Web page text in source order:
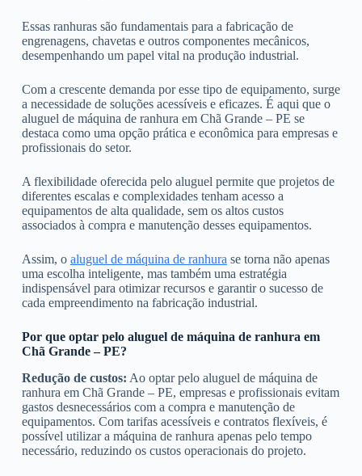
Essas ranhuras são fundamentais para a fabricação de
engrenagens, chavetas e outros componentes mecânicos,
desempenhando um papel vital na produção industrial.
Com a crescente demanda por esse tipo de equipamento, surge
a necessidade de soluções acessíveis e eficazes. É aqui que o
aluguel de máquina de ranhura em Chã Grande – PE se
destaca como uma opção prática e econômica para empresas e
profissionais do setor.
A flexibilidade oferecida pelo aluguel permite que projetos de
diferentes escalas e complexidades tenham acesso a
equipamentos de alta qualidade, sem os altos custos
associados à compra e manutenção desses equipamentos.
Assim, o aluguel de máquina de ranhura se torna não apenas
uma escolha inteligente, mas também uma estratégia
indispensável para otimizar recursos e garantir o sucesso de
cada empreendimento na fabricação industrial.
Por que optar pelo aluguel de máquina de ranhura em
Chã Grande – PE?
Redução de custos: Ao optar pelo aluguel de máquina de
ranhura em Chã Grande – PE, empresas e profissionais evitam
gastos desnecessários com a compra e manutenção de
equipamentos. Com tarifas acessíveis e contratos flexíveis, é
possível utilizar a máquina de ranhura apenas pelo tempo
necessário, reduzindo os custos operacionais do projeto.